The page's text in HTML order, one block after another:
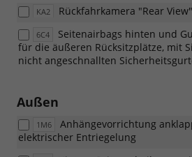
KA2 Rückfahrkamera "Rear View"
6C4
Seitenairbags hinten und
für die äußeren Rücksitzplätze, mit
nicht angeschnallten
Außen
1M6
Anhängevorrichtung
elektrischer Entriegelung